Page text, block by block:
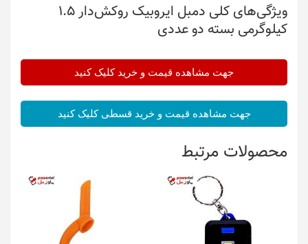
ویژگی‌های کلی دمبل ایروبیک روکش‌‌دار 1.5
کیلوگرمی بسته دو عددی
جهت مشاهده قیمت و خرید کلیک کنید
جهت مشاهده قیمت و خرید قسطی کلیک کنید
محصولات مرتبط